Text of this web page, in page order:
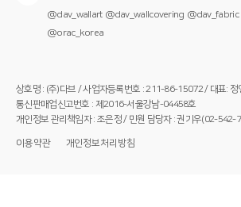
@dav_wallart @dav_wallcovering @dav_fabric
@orac_korea
상호명 : (주)다브 / 사업자등록번호 : 211-86-15072 / 대표: 정
통신판매업신고번호 : 제2016-서울강남-04458호
개인정보 관리책임자 : 조은정 / 민원 담당자 : 권기우(02-542-
이용약관 개인정보처리방침